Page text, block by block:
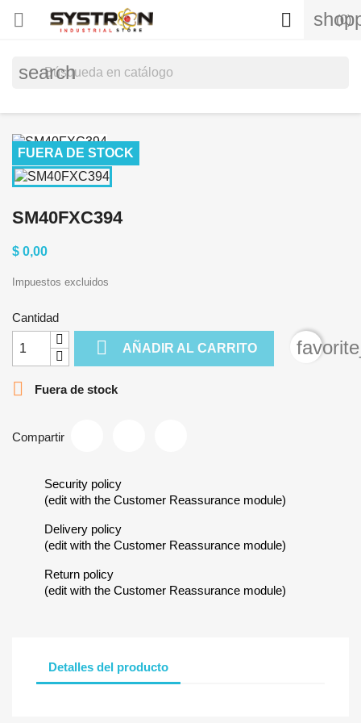
 (0)

search
FUERA DE STOCK
SM40FXC394
$ 0,00
Impuestos excluidos
Cantidad
 AÑADIR AL CARRITO

Fuera de stock
Compartir
Security policy
(edit with the Customer Reassurance module)
Delivery policy
(edit with the Customer Reassurance module)
Return policy
(edit with the Customer Reassurance module)
Detalles del producto